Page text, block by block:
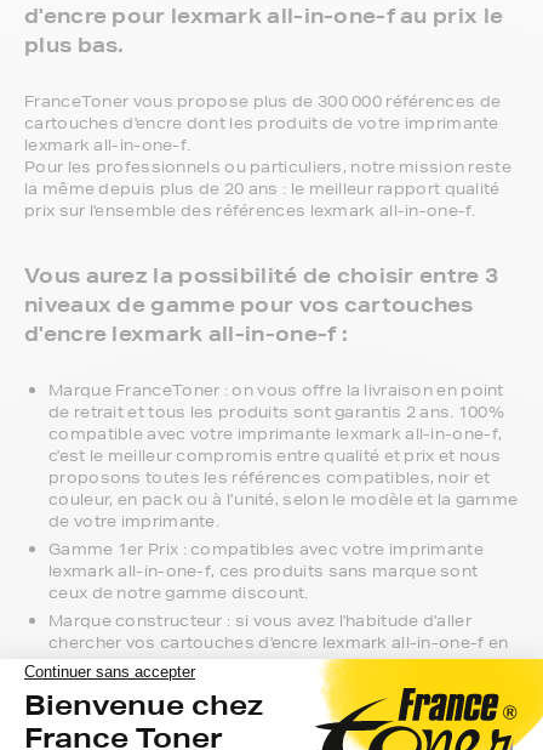
d'encre pour lexmark all-in-one-f au prix le
plus bas.
FranceToner vous propose plus de 300 000 références de
cartouches d'encre dont les produits de votre imprimante
lexmark all-in-one-f.
Pour les professionnels ou particuliers, notre mission reste
la même depuis plus de 20 ans : le meilleur rapport qualité
prix sur l'ensemble des références lexmark all-in-one-f.
Vous aurez la possibilité de choisir entre 3
niveaux de gamme pour vos cartouches
d'encre lexmark all-in-one-f :
Marque FranceToner : on vous offre la livraison en point
de retrait et tous les produits sont garantis 2 ans. 100%
compatible avec votre imprimante lexmark all-in-one-f,
c'est le meilleur compromis entre qualité et prix et nous
proposons toutes les références compatibles, noir et
couleur, en pack ou à l’unité, selon le modèle et la gamme
de votre imprimante.
Gamme 1er Prix : compatibles avec votre imprimante
lexmark all-in-one-f, ces produits sans marque sont
ceux de notre gamme discount.
Marque constructeur : si vous avez l'habitude d'aller
chercher vos cartouches d'encre lexmark all-in-one-f en
magasin, gagnez du temps en vous faisant livrer
directement chez vous.